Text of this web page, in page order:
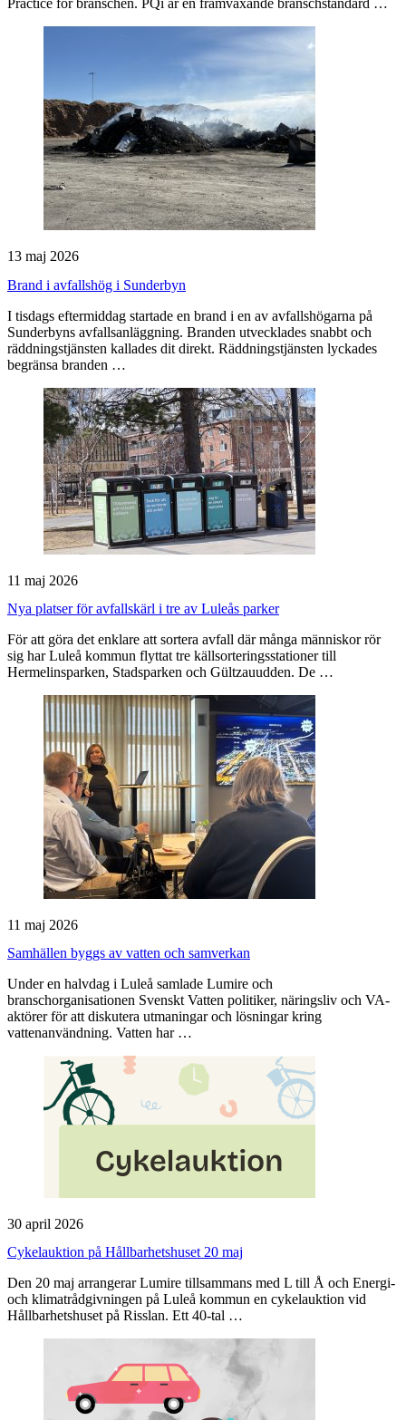
Practice för branschen. PQi är en framväxande branschstandard …
13 maj 2026
Brand i avfallshög i Sunderbyn
I tisdags eftermiddag startade en brand i en av avfallshögarna på
Sunderbyns avfallsanläggning. Branden utvecklades snabbt och
räddningstjänsten kallades dit direkt. Räddningstjänsten lyckades
begränsa branden …
11 maj 2026
Nya platser för avfallskärl i tre av Luleås parker
För att göra det enklare att sortera avfall där många människor rör
sig har Luleå kommun flyttat tre källsorteringsstationer till
Hermelinsparken, Stadsparken och Gültzauudden. De …
11 maj 2026
Samhällen byggs av vatten och samverkan
Under en halvdag i Luleå samlade Lumire och
branschorganisationen Svenskt Vatten politiker, näringsliv och VA-
aktörer för att diskutera utmaningar och lösningar kring
vattenanvändning. Vatten har …
30 april 2026
Cykelauktion på Hållbarhetshuset 20 maj
Den 20 maj arrangerar Lumire tillsammans med L till Å och Energi-
och klimatrådgivningen på Luleå kommun en cykelauktion vid
Hållbarhetshuset på Risslan. Ett 40‑tal …